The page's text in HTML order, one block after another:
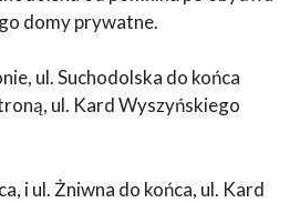
domy prywatne.
ul. Suchodolska do końca
ul. Kard Wyszyńskiego
i ul. Żniwna do końca, ul. Kard